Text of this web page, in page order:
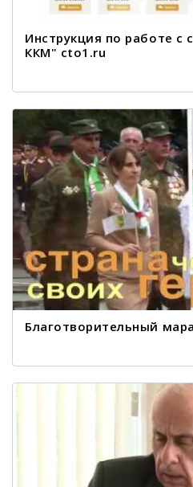
Инструкция по работе
ККМ" cto1.ru
Благотворительный